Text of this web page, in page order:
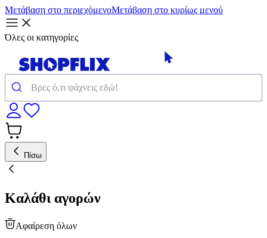
Μετάβαση στο περιεχόμενοΜετάβαση στο κυρίως μενού
Όλες οι κατηγορίες
Πίσω
Καλάθι αγορών
Αφαίρεση όλων